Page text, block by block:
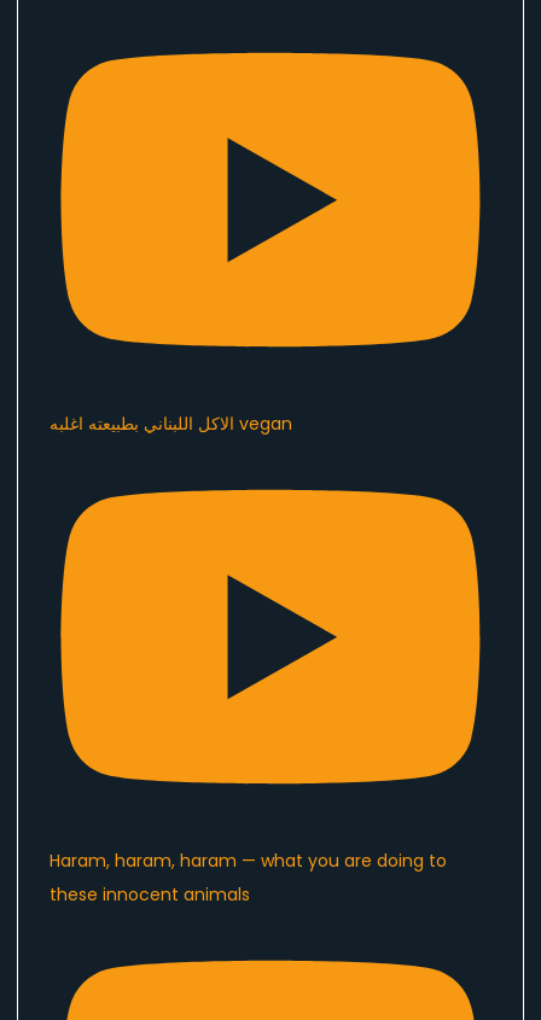
الاكل اللبناني بطبيعته اغلبه vegan
Haram, haram, haram — what you are doing to
these innocent animals